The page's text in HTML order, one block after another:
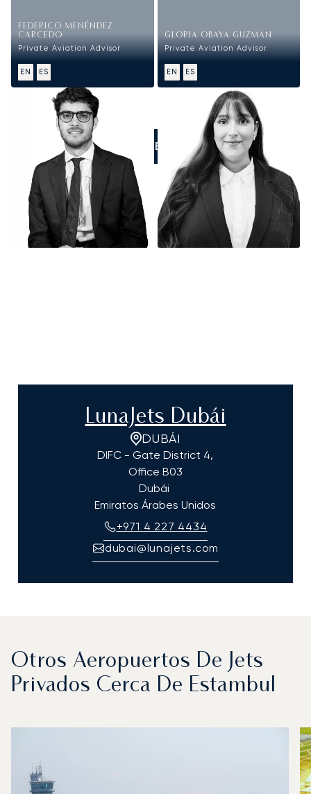
FEDERICO MENÉNDEZ
CARCEDO
Private Aviation Advisor
EN ES
GLORIA OBAYA GUZMAN
Private Aviation Advisor
EN ES
LLÁMENOS
LunaJets Dubái
DUBÁI
DIFC - Gate District 4,
Office B03
Dubái
Emiratos Árabes Unidos
+971 4 227 4434
dubai@lunajets.com
Otros Aeropuertos De Jets
Privados Cerca De Estambul